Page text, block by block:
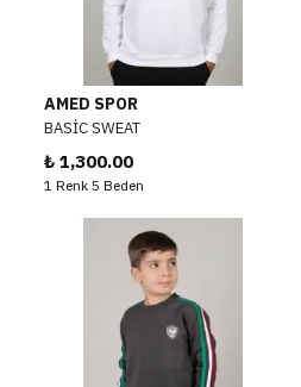
AMED SPOR
BASİC SWEAT
₺ 1,300.00
1 Renk 5 Beden